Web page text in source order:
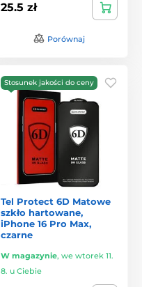
25.5 zł
Porównaj
Stosunek jakości do ceny
Tel Protect 6D Matowe
szkło hartowane,
iPhone 16 Pro Max,
czarne
W magazynie, we wtorek 11.
8. u Ciebie